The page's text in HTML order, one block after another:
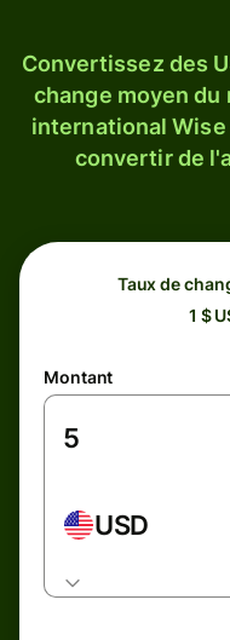
Convertissez des
change moyen
international
convertir de
Taux de
1 $
Montant
USD